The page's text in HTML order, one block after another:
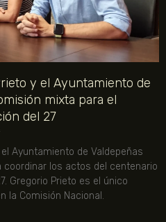
y el Ayuntamiento de
mixta para el
del 27
Ayuntamiento de Valdepeñas
los actos del centenario
Gregorio Prieto es el único
la Comisión Nacional.